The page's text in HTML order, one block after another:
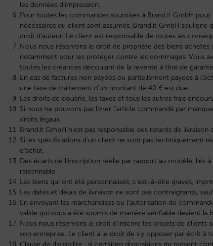
les données d’impression.
Pour toutes les commandes soumises à Brand.it GmbH
nécessaires du client sont assumés. Brand.it GmbH
droit d’auteur. Le client est responsable de toutes les
Nous nous réservons le droit de propriété des biens
notamment pour les protéger contre les dommages. Vous
toutes les créances découlant de la revente à titre de
En cas de factures non payées ou partiellement payées à
une taxe de traitement d’un montant de 40 € est due.
Les droits de douane, les taxes et tous les autres frais
Si nous ne pouvons pas livrer l’article commandé par
droits légaux.
Brand.it GmbH n’est pas responsable des retards de
Si les spécifications d’un client ne sont pas techniquement
d’achat.
Des écarts de l’inscription réelle par rapport au modèle, liés
raisonnable.
Les biens qui ont été personnalisés, c’est-à-dire gravés,
Les dates et délais de livraison ne sont pas contraignants,
En envoyant les marchandises ou l’autorisation de
valide qui vous a été soumis de manière vérifiable devient la
Nous nous réservons le droit d’inscrire les projets de
son entreprise. Le client a le droit de s’y opposer par écrit à
Clause de divisibilité : si certaines dispositions du présent